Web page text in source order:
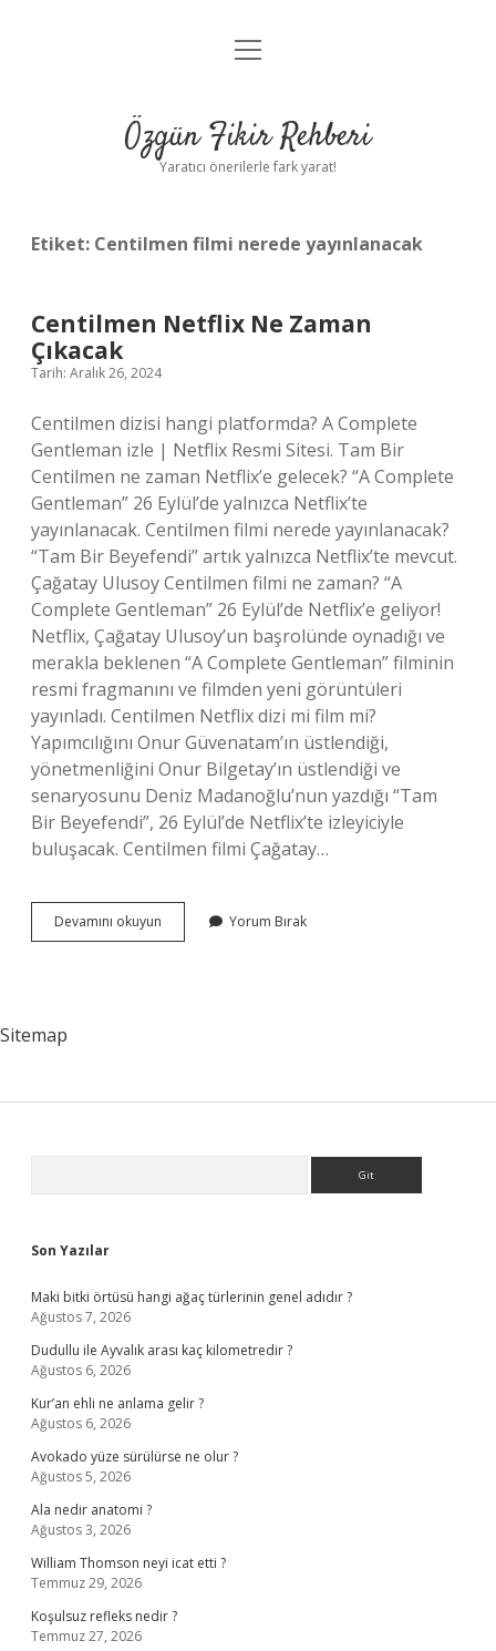
Gizlilik Politikası
Yasal Uyarı
menüyü
Özgün Fikir Rehberi
Yaratıcı önerilerle fark yarat!
Etiket: Centilmen filmi nerede yayınlanacak
Centilmen Netflix Ne Zaman
Çıkacak
Tarih: Aralık 26, 2024
Centilmen dizisi hangi platformda? A Complete
Gentleman izle | Netflix Resmi Sitesi. Tam Bir
Centilmen ne zaman Netflix’e gelecek? “A Complete
Gentleman” 26 Eylül’de yalnızca Netflix’te
yayınlanacak. Centilmen filmi nerede yayınlanacak?
“Tam Bir Beyefendi” artık yalnızca Netflix’te mevcut.
Çağatay Ulusoy Centilmen filmi ne zaman? “A
Complete Gentleman” 26 Eylül’de Netflix’e geliyor!
Netflix, Çağatay Ulusoy’un başrolünde oynadığı ve
merakla beklenen “A Complete Gentleman” filminin
resmi fragmanını ve filmden yeni görüntüleri
yayınladı. Centilmen Netflix dizi mi film mi?
Yapımcılığını Onur Güvenatam’ın üstlendiği,
yönetmenliğini Onur Bilgetay’ın üstlendiği ve
senaryosunu Deniz Madanoğlu’nun yazdığı “Tam
Bir Beyefendi”, 26 Eylül’de Netflix’te izleyiciyle
buluşacak. Centilmen filmi Çağatay…
Devamını okuyun Centilmen
Netflix
Yorum Bırak
Sitemap
Son Yazılar
Maki bitki örtüsü hangi ağaç türlerinin genel adıdır ?
Ağustos 7, 2026
Dudullu ile Ayvalık arası kaç kilometredir ?
Ağustos 6, 2026
Kur’an ehli ne anlama gelir ?
Ağustos 6, 2026
Avokado yüze sürülürse ne olur ?
Ağustos 5, 2026
Ala nedir anatomi ?
Ağustos 3, 2026
William Thomson neyi icat etti ?
Temmuz 29, 2026
Koşulsuz refleks nedir ?
Temmuz 27, 2026